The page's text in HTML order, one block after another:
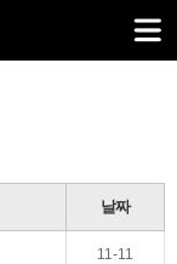
날짜
11-11